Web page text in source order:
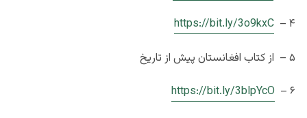
۴ –
https://bit.ly/3o9kxC
۵ – از کتاب افغانستان پیش از تاریخ
۶ –
https://bit.ly/3blpYcO